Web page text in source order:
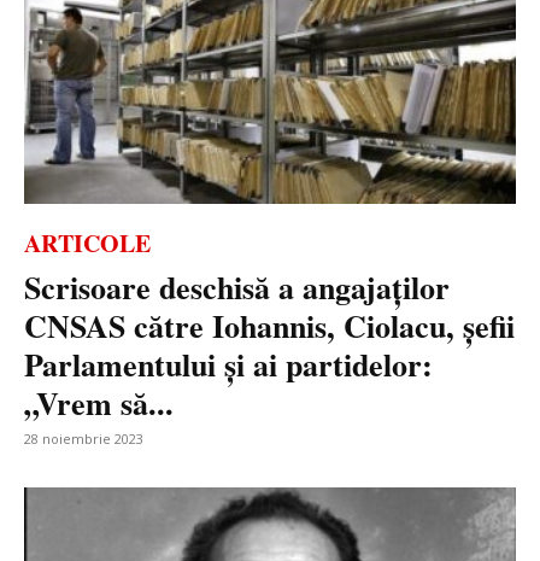
ARTICOLE
Scrisoare deschisă a angajaților
CNSAS către Iohannis, Ciolacu, șefii
Parlamentului și ai partidelor:
„Vrem să...
28 noiembrie 2023